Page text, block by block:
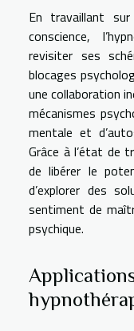
En travaillant
conscience,
revisiter ses
blocages
une collaboration
mécanismes
mentale et
Grâce à l’état de
de libérer le
d’explorer des
sentiment de
psychique.